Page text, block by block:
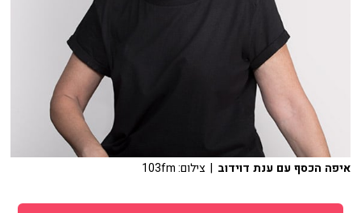
איפה הכסף עם ענת דוידוב | צילום: 103fm